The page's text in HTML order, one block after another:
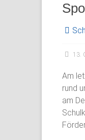
13.
Am
rund
am